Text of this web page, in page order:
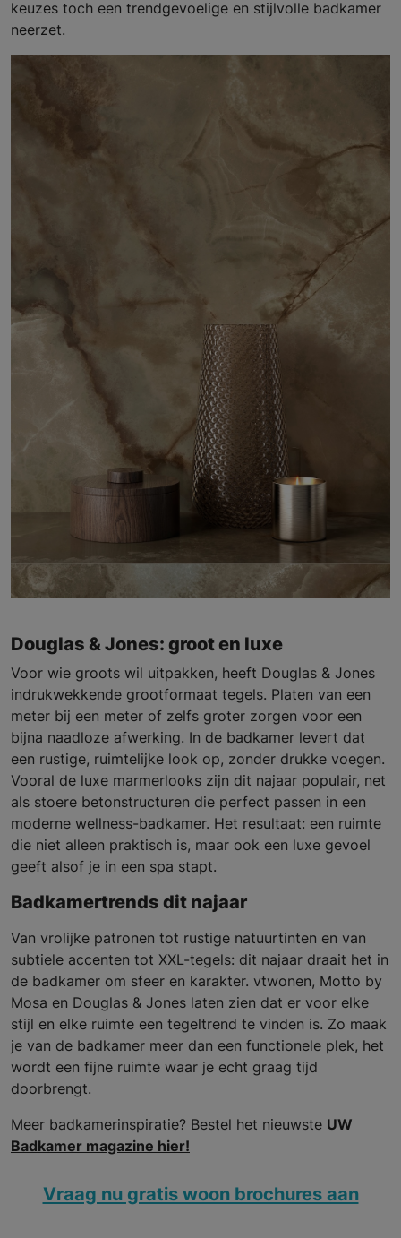
keuzes toch een trendgevoelige en stijlvolle badkamer
neerzet.
Douglas & Jones: groot en luxe
Voor wie groots wil uitpakken, heeft Douglas & Jones
indrukwekkende grootformaat tegels. Platen van een
meter bij een meter of zelfs groter zorgen voor een
bijna naadloze afwerking. In de badkamer levert dat
een rustige, ruimtelijke look op, zonder drukke voegen.
Vooral de luxe marmerlooks zijn dit najaar populair, net
als stoere betonstructuren die perfect passen in een
moderne wellness-badkamer. Het resultaat: een ruimte
die niet alleen praktisch is, maar ook een luxe gevoel
geeft alsof je in een spa stapt.
Badkamertrends dit najaar
Van vrolijke patronen tot rustige natuurtinten en van
subtiele accenten tot XXL-tegels: dit najaar draait het in
de badkamer om sfeer en karakter. vtwonen, Motto by
Mosa en Douglas & Jones laten zien dat er voor elke
stijl en elke ruimte een tegeltrend te vinden is. Zo maak
je van de badkamer meer dan een functionele plek, het
wordt een fijne ruimte waar je echt graag tijd
doorbrengt.
Meer badkamerinspiratie? Bestel het nieuwste UW
Badkamer magazine hier!
Vraag nu gratis woon brochures aan